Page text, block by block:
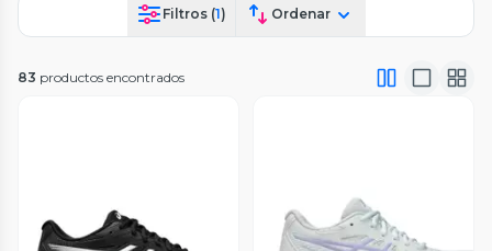
Filtros (1) Ordenar
83 productos encontrados